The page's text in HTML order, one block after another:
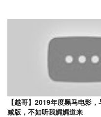
【越哥】2019年度黑马电影
减版，不如听我娓娓道来